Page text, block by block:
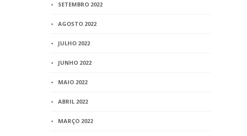
SETEMBRO 2022
AGOSTO 2022
JULHO 2022
JUNHO 2022
MAIO 2022
ABRIL 2022
MARÇO 2022